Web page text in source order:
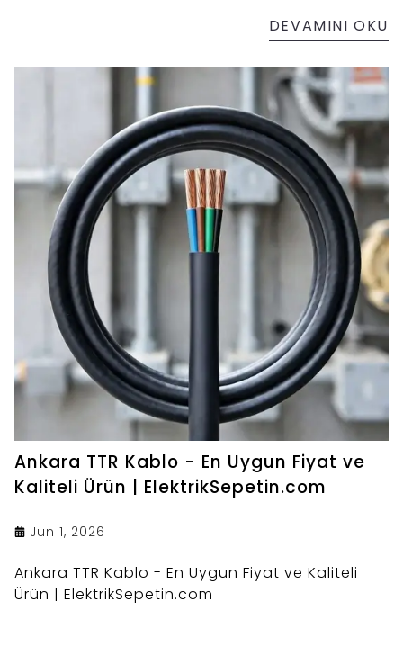
DEVAMINI OKU
Ankara TTR Kablo - En Uygun Fiyat ve
Kaliteli Ürün | ElektrikSepetin.com
Jun 1, 2026
Ankara TTR Kablo - En Uygun Fiyat ve Kaliteli
Ürün | ElektrikSepetin.com